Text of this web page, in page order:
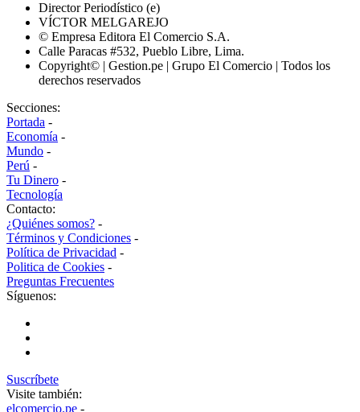
Director Periodístico (e)
VÍCTOR MELGAREJO
© Empresa Editora El Comercio S.A.
Calle Paracas #532, Pueblo Libre, Lima.
Copyright© | Gestion.pe | Grupo El Comercio | Todos los
derechos reservados
Secciones:
Portada -
Economía -
Mundo -
Perú -
Tu Dinero -
Tecnología
Contacto:
¿Quiénes somos? -
Términos y Condiciones -
Política de Privacidad -
Politica de Cookies -
Preguntas Frecuentes
Síguenos:
Suscríbete
Visite también:
elcomercio.pe -